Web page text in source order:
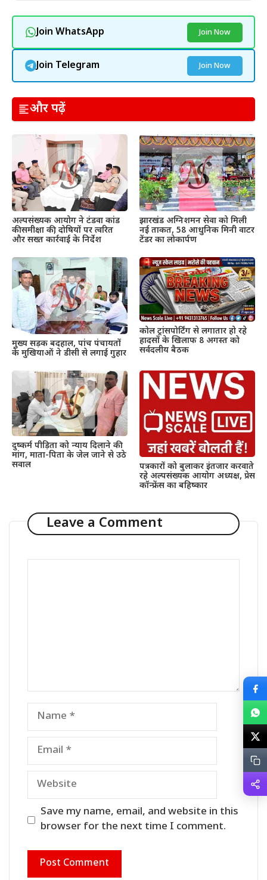
Join WhatsApp Join Now
Join Telegram Join Now
और पढ़ें
अल्पसंख्यक आयोग ने टंडवा कांड
की समीक्षा की, दोषियों पर त्वरित
और सख्त कार्रवाई के निर्देश
झारखंड अग्निशमन सेवा को मिली
नई ताकत, 58 आधुनिक मिनी वाटर
टेंडर का लोकार्पण
मुख्य सड़क बदहाल, पांच पंचायतों
के मुखियाओं ने डीसी से लगाई गुहार
कोल ट्रांसपोर्टिंग से लगातार हो रहे
हादसों के खिलाफ 8 अगस्त को
सर्वदलीय बैठक
दुष्कर्म पीड़िता को न्याय दिलाने की
मांग, माता-पिता के जेल जाने से उठे
सवाल
पत्रकारों को बुलाकर इंतजार करवाते
रहे अल्पसंख्यक आयोग अध्यक्ष, प्रेस
कॉन्फ्रेंस का बहिष्कार
Leave a Comment
Name
Email
Website
Save my name, email, and website in this
browser for the next time I comment.